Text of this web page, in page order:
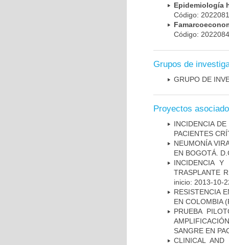
Epidemiología
Código:
Código:
Grupos de
GRUPO DE
Proyectos
INCIDENCIA
PACIENTES
NEUMONÍA
EN BOGOTÁ.
INCIDENCIA Y
TRASPLANTE
inicio: 2013-10-
RESISTENCIA
EN COLOMBIA
PRUEBA
SANGRE EN
CLINICAL AND